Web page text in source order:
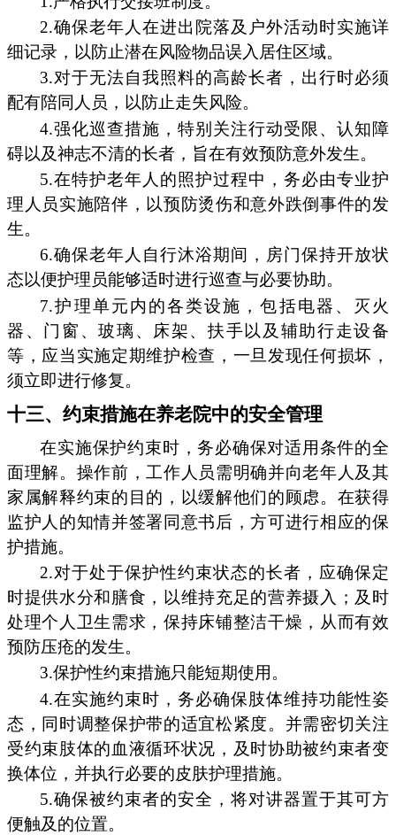
2.确保老年人在进出院落及户外活动时实施详
细记录，以防止潜在风险物品误入居住区域。
3.对于无法自我照料的高龄长者，出行时必须
配有陪同人员，以防止走失风险。
4.强化巡查措施，特别关注行动受限、认知障
碍以及神志不清的长者，旨在有效预防意外发生。
5.在特护老年人的照护过程中，务必由专业护
理人员实施陪伴，以预防烫伤和意外跌倒事件的发
生。
6.确保老年人自行沐浴期间，房门保持开放状
态以便护理员能够适时进行巡查与必要协助。
7.护理单元内的各类设施，包括电器、灭火
器、门窗、玻璃、床架、扶手以及辅助行走设备
等，应当实施定期维护检查，一旦发现任何损坏，
须立即进行修复。
十三、约束措施在养老院中的安全管理
在实施保护约束时，务必确保对适用条件的全
面理解。操作前，工作人员需明确并向老年人及其
家属解释约束的目的，以缓解他们的顾虑。在获得
监护人的知情并签署同意书后，方可进行相应的保
护措施。
2.对于处于保护性约束状态的长者，应确保定
时提供水分和膳食，以维持充足的营养摄入；及时
处理个人卫生需求，保持床铺整洁干燥，从而有效
预防压疮的发生。
3.保护性约束措施只能短期使用。
4.在实施约束时，务必确保肢体维持功能性姿
态，同时调整保护带的适宜松紧度。并需密切关注
受约束肢体的血液循环状况，及时协助被约束者变
换体位，并执行必要的皮肤护理措施。
5.确保被约束者的安全，将对讲器置于其可方
便触及的位置。